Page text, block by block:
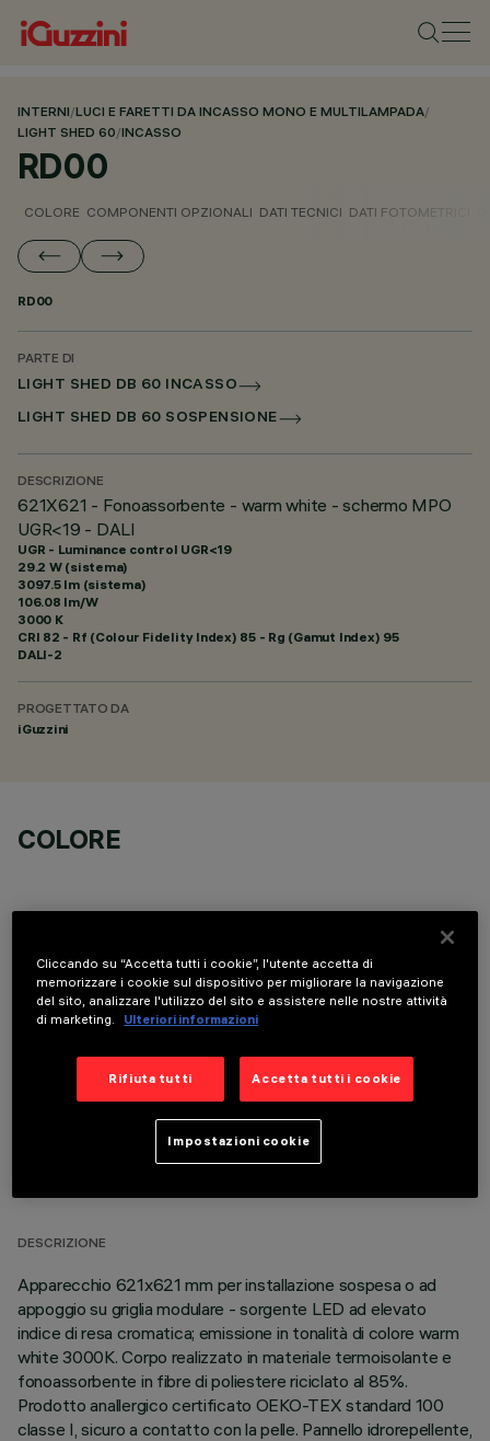
INTERNI/LUCI E FARETTI DA INCASSO MONO E MULTILAMPADA/
LIGHT SHED 60/INCASSO
RD00
COLORE COMPONENTI OPZIONALI DATI TECNICI DATI FOTOMETRICI
RD00
PARTE DI
LIGHT SHED DB 60 INCASSO
LIGHT SHED DB 60 SOSPENSIONE
DESCRIZIONE
621X621 - Fonoassorbente - warm white - schermo MPO
UGR<19 - DALI
UGR - Luminance control UGR<19
29.2 W (sistema)
3097.5 lm (sistema)
106.08 lm/W
3000 K
CRI 82 - Rf (Colour Fidelity Index) 85 - Rg (Gamut Index) 95
DALI-2
PROGETTATO DA
iGuzzini
COLORE
COMPONENTI OPZIONALI
DATI TECNICI
DESCRIZIONE
Apparecchio 621x621 mm per installazione sospesa o ad
appoggio su griglia modulare - sorgente LED ad elevato
indice di resa cromatica; emissione in tonalità di colore warm
white 3000K. Corpo realizzato in materiale termoisolante e
fonoassorbente in fibre di poliestere riciclato al 85%.
Prodotto anallergico certificato OEKO-TEX standard 100
classe I, sicuro a contatto con la pelle. Pannello idrorepellente,
Cliccando su “Accetta tutti i cookie”, l'utente accetta di
memorizzare i cookie sul dispositivo per migliorare la navigazione
del sito, analizzare l'utilizzo del sito e assistere nelle nostre attività
di marketing.
Ulteriori informazioni
Rifiuta tutti Accetta tutti i cookie
Impostazioni cookie